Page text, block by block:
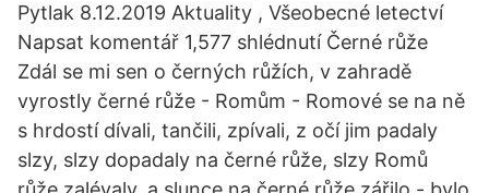
Pytlak 8.12.2019 Aktuality , Všeobecné letectví
Napsat komentář 1,577 shlédnutí Černé růže
Zdál se mi sen o černých růžích, v zahradě
vyrostly černé růže - Romům - Romové se na ně
s hrdostí dívali, tančili, zpívali, z očí jim padaly
slzy, slzy dopadaly na černé růže, slzy Romů